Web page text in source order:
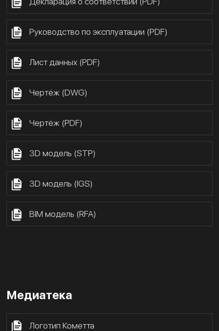
Руководство по эксплуатации (PDF)
Лист данных (PDF)
Чертёж (DWG)
Чертёж (PDF)
3D модель (STP)
3D модель (IGS)
BIM модель (RFA)
Медиатека
Логотип Кометта